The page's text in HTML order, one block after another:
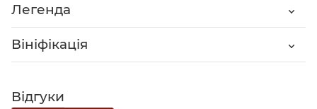
Легенда
Вініфікація
Відгуки